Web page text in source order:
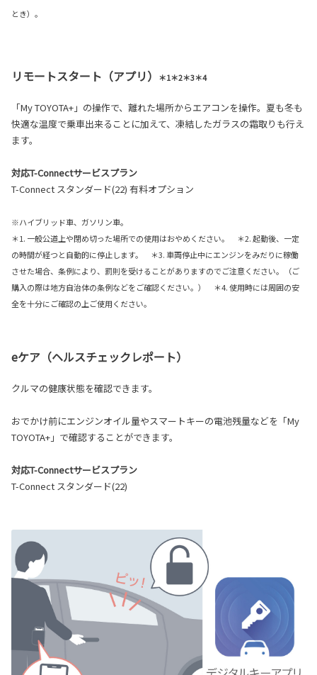
とき）。
リモートスタート（アプリ） ＊1＊2＊3＊4
「My TOYOTA+」の操作で、離れた場所からエアコンを操作。夏も冬も
快適な温度で乗車出来ることに加えて、凍結したガラスの霜取りも行え
ます。
対応T-Connectサービスプラン
T-Connect スタンダード(22) 有料オプション
※ハイブリッド車、ガソリン車。
＊1. 一般公道上や閉め切った場所での使用はおやめください。 ＊2. 起動後、一定
の時間が経つと自動的に停止します。 ＊3. 車両停止中にエンジンをみだりに稼働
させた場合、条例により、罰則を受けることがありますのでご注意ください。（ご
購入の際は地方自治体の条例などをご確認ください。） ＊4. 使用時には周囲の安
全を十分にご確認の上ご使用ください。
eケア（ヘルスチェックレポート）
クルマの健康状態を確認できます。
おでかけ前にエンジンオイル量やスマートキーの電池残量などを「My
TOYOTA+」で確認することができます。
対応T-Connectサービスプラン
T-Connect スタンダード(22)